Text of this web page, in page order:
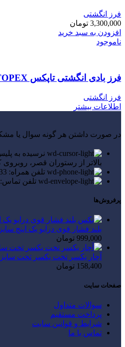
فرز انگشتی
3,300,000 تومان
افزودن به سبد خرید
ناموجود
فرز بادی انگشتی تاپکس TOPEX مدل TP-201K
فرز انگشتی
اطلاعات بیشتر
در صورت داشتن هر گونه سوال یا
بالاتر از رستوران قصر،
تلفن همراه: 09027186633
تلفن تماس: 09027186633
پرفروش‌ها
بلند فشار قوی درایو یک اینچ سایز 33 برند شاهد
999,000 تومان
آچار یکسر تخت یکسر تخت سایز 12 سان تولز Sun Tools
158,400 تومان
صفحات سایت
سوالات متداول
پرداخت مستقیم
شرایط و قوانین سایت
تماس با ما